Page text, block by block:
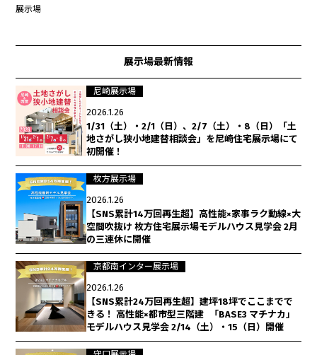
展示場
展示場最新情報
尼崎展示場
2026.1.26
1/31（土）・2/1（日）、2/7（土）・8（日）「土
地さがし狭小地建替相談会」を尼崎住宅展示場にて
初開催！
枚方展示場
2026.1.26
【SNS累計14万回再生超】高性能×家事ラク動線×大
空間吹抜け 枚方住宅展示場モデルハウス見学会 2月
の三連休に開催
京都南インター展示場
2026.1.26
【SNS累計24万回再生超】建坪18坪でここまでで
きる！ 高性能×都市型三階建 「BASE3 マチナカ」
モデルハウス見学会 2/14（土）・15（日）開催